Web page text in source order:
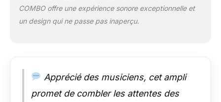
COMBO offre une expérience sonore exceptionnelle et
un design qui ne passe pas inaperçu.
Apprécié des musiciens, cet ampli
promet de combler les attentes des